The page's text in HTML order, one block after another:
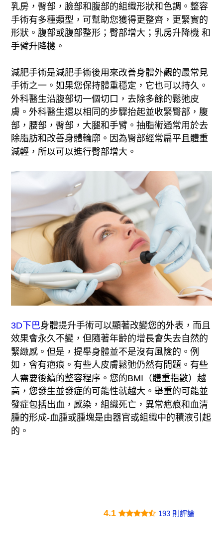
乳房，臀部，臉部和腹部的組織形狀和色調。整容
手術有多種類型，可幫助您獲得更整齊，更緊實的
形狀。腹部或腹部整形；臀部增大；乳房升降機 和
手臂升降機。
減肥手術是減肥手術後用來改善身體外觀的最常見
手術之一。如果您保持體重穩定，它也可以持久。
外科醫生沿腹部切一個切口，去除多餘的鬆弛皮
膚。外科醫生還以相同的步驟抬起並收緊臀部，腹
部，腰部，臀部，大腿和手臂。抽脂術通常用於去
除脂肪和改善身體輪廓。因為臀部經常扁平且體重
減輕，所以可以進行臀部增大。
3D下巴身體提升手術可以顯著改變您的外表，而且
效果會永久不變，但隨著年齡的增長會失去自然的
緊緻感。但是，提舉身體並不是沒有風險的。例
如，會有疤痕。有些人皮膚鬆弛仍然有問題。有些
人需要後續的整容程序。您的BMI（體重指數）越
高，您發生並發症的可能性就越大。舉重的可能並
發症包括出血，感染，組織死亡，異常疤痕和血清
腫的形成-血腫或腫塊是由器官或組織中的積液引起
的。
4.1 193 則評論